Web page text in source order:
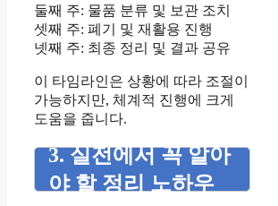
둘째 주: 물품 분류 및 보관 조치
셋째 주: 폐기 및 재활용 진행
넷째 주: 최종 정리 및 결과 공유
이 타임라인은 상황에 따라 조절이
가능하지만, 체계적 진행에 크게
도움을 줍니다.
3. 실전에서 꼭 알아
야 할 정리 노하우